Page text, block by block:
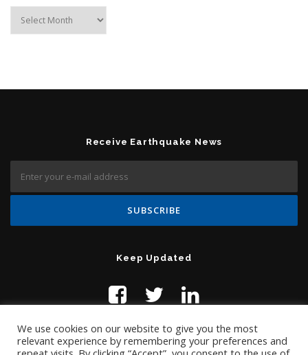
Receive Earthquake News
Keep Updated
We use cookies on our website to give you the most
relevant experience by remembering your preferences and